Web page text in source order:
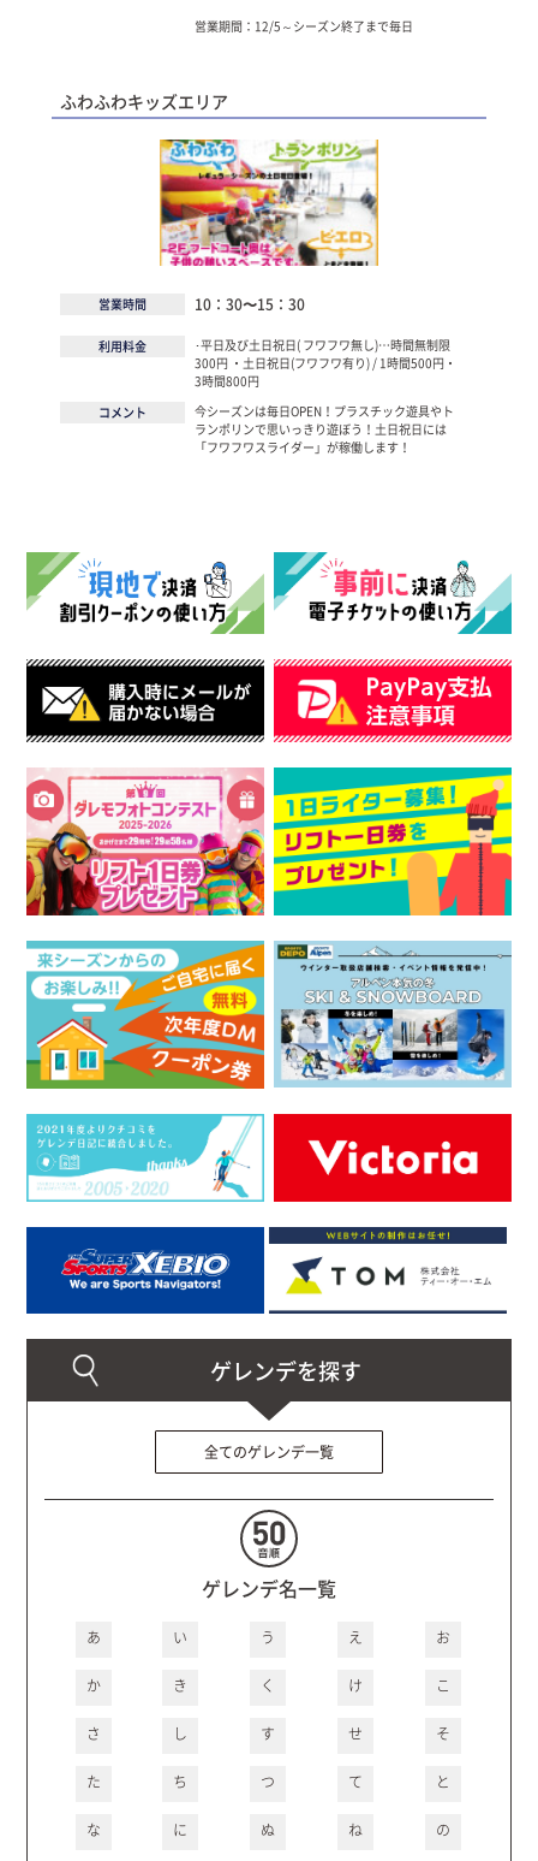
営業期間：12/5～シーズン終了まで毎日
ふわふわキッズエリア
営業時間 10：30〜15：30
利用料金
･平日及び土日祝日( フワフワ無し)…時間無制限
300円 ・土日祝日(フワフワ有り) / 1時間500円・
3時間800円
コメント
今シーズンは毎日OPEN！プラスチック遊具やト
ランポリンで思いっきり遊ぼう！土日祝日には
「フワフワスライダー」が稼働します！
全てのゲレンデ一覧
ゲレンデ名一覧
あ い う え お
か き く け こ
さ し す せ そ
た ち つ て と
な に ぬ ね の